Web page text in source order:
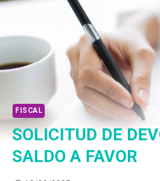
FISCAL
SOLICITUD DE
SALDO A FAVOR